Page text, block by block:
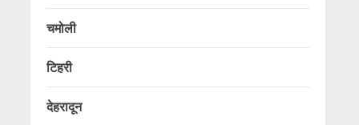
चमोली
टिहरी
देहरादून